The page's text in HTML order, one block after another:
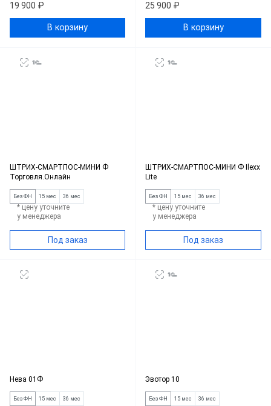
19 900 ₽
В корзину
25 900 ₽
В корзину
ШТРИХ-СМАРТПОС-МИНИ Ф
Торговля.Онлайн
Без ФН 15 мес 36 мес
* цену уточните
у менеджера
Под заказ
ШТРИХ-СМАРТПОС-МИНИ Ф Ilexx
Lite
Без ФН 15 мес 36 мес
* цену уточните
у менеджера
Под заказ
Нева 01Ф
Без ФН 15 мес 36 мес
Эвотор 10
Без ФН 15 мес 36 мес